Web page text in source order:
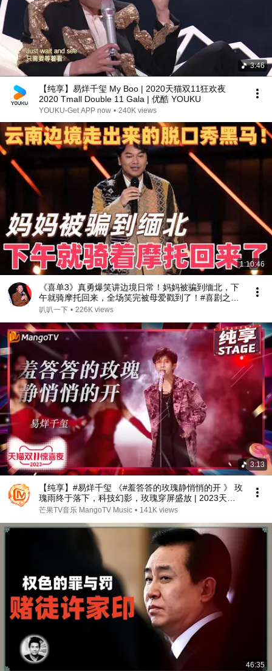
3:46
【纯享】易烊千玺 My Boo | 2020天猫双11狂欢夜
2020 Tmall Double 11 Gala | 优酷 YOUKU
YOUKU-Get APP now • 240K views
1:10:46
《喜单3》真勇爆笑讲边境日常！妈妈被骗到缅北，下
午就骑摩托回来，全场笑完被母爱戳到了！#喜剧之王
单口季 #脱口秀 #搞笑 #喜剧 #funny #综艺
叭叭一下 • 226K views
3:13
【纯享】#易烊千玺 《#羞答答的玫瑰静悄悄的开 》 玫
瑰雨终于落下，科技幻影，玫瑰穿屏盛放 | 2023天猫
双11惊喜夜 11.11 Gala | MangoTV
芒果TV音乐 MangoTV Music • 141K views
46:35